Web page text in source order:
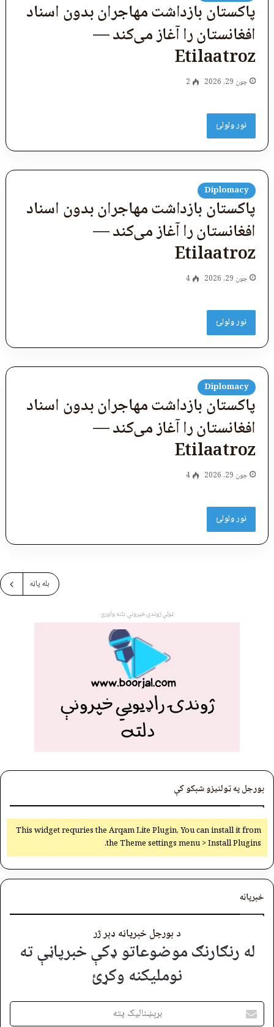
پاکستان بازداشت مهاجران بدون اسناد
افغانستان را آغاز می‌کند —
Etilaatroz
جون 29, 2026 2
نور ولولئ
Diplomacy
پاکستان بازداشت مهاجران بدون اسناد
افغانستان را آغاز می‌کند —
Etilaatroz
جون 29, 2026 4
نور ولولئ
Diplomacy
پاکستان بازداشت مهاجران بدون اسناد
افغانستان را آغاز می‌کند —
Etilaatroz
جون 29, 2026 4
نور ولولئ
بله پاڼه
ټولې ژوندۍ خپرونې دلته واورئ
بورجل په ټولنیزو شبکو کې
This widget requries the Arqam Lite Plugin, You can install it from
the Theme settings menu > Install Plugins.
خبرپاڼه
د بورجل خبرپاڼه ډېر ژر
له رنګارنګ موضوعاتو ډکې خبرپاڼې ته
نوملیکنه وکړئ
برېښنالیک
پته